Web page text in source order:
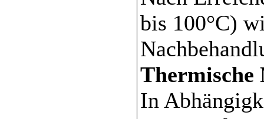
bis 100°C)
Thermische
In